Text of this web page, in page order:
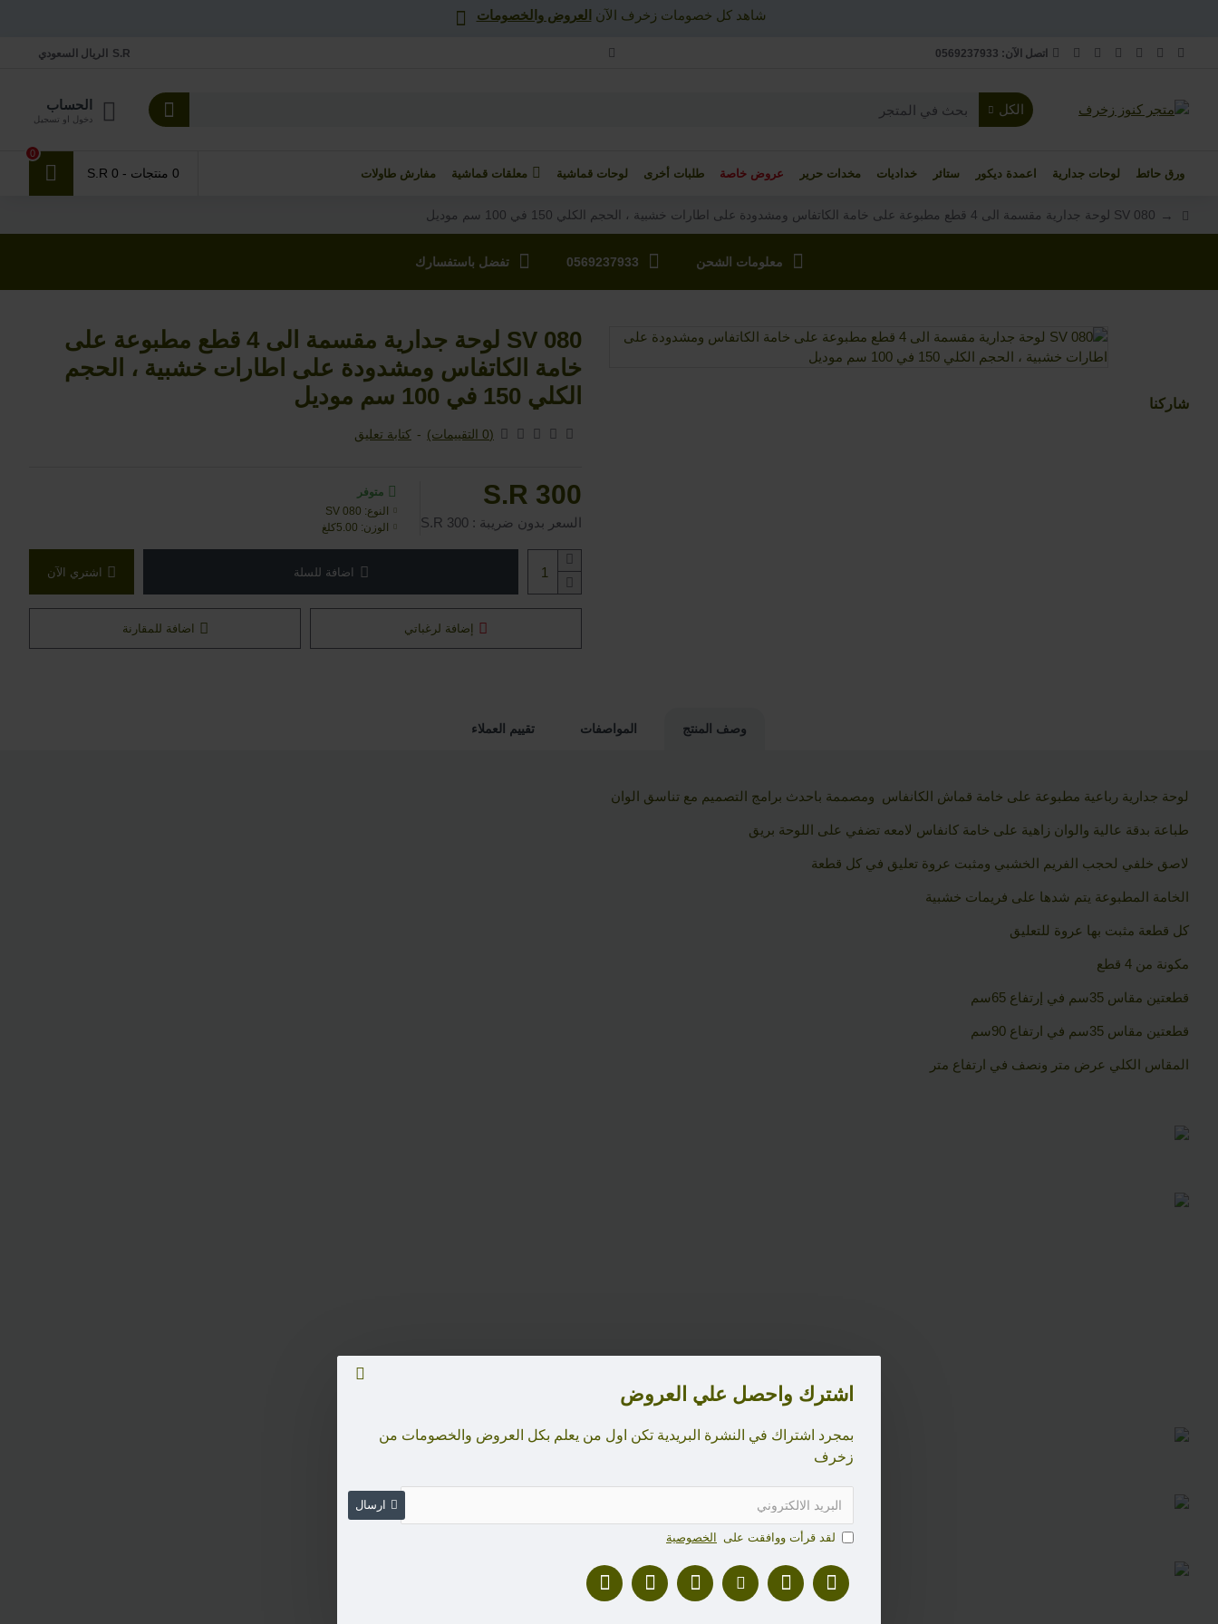
اشترك واحصل علي العروض
بمجرد اشتراك في النشرة البريدية تكن اول من يعلم بكل العروض والخصومات من
زخرف
ارسال
لقد قرأت ووافقت على الخصوصية
شاهد كل خصومات زخرف اﻵن العروض والخصومات
اتصل اﻵن: 0569237933 S.R الريال السعودي
الكل الحساب
دخول او تسجيل
ورق حائط لوحات جدارية اعمدة ديكور ستائر خداديات مخدات حرير عروض خاصة طلبات أخرى لوحات قماشية معلقات قماشية مفارش طاولات 0 منتجات - S.R 0
0
SV 080 لوحة جدارية مقسمة الى 4 قطع مطبوعة على خامة الكاتفاس ومشدودة على اطارات خشبية ، الحجم الكلي 150 في 100 سم موديل
معلومات الشحن 0569237933 تفضل باستفسارك
شاركنا
SV 080 لوحة جدارية مقسمة الى 4 قطع مطبوعة على
خامة الكاتفاس ومشدودة على اطارات خشبية ، الحجم
الكلي 150 في 100 سم موديل
(0 التقييمات) - كتابة تعليق
S.R 300
السعر بدون ضريبة : S.R 300
متوفر
النوع: SV 080
الوزن: 5.00كلغ
اضافة للسلة اشتري اﻵن
إضافة لرغباتي اضافة للمقارنة
وصف المنتج المواصفات تقييم العملاء
لوحة جدارية رباعية مطبوعة على خامة قماش الكانفاس ومصممة باحدث برامج التصميم مع تناسق الوان
طباعة بدقة عالية والوان زاهية على خامة كانفاس لامعه تضفي على اللوحة بريق
لاصق خلفي لحجب الفريم الخشبي ومثبت عروة تعليق في كل قطعة
الخامة المطبوعة يتم شدها على فريمات خشبية
كل قطعة مثبت بها عروة للتعليق
مكونة من 4 قطع
قطعتين مقاس 35سم في إرتفاع 65سم
قطعتين مقاس 35سم في ارتفاع 90سم
المقاس الكلي عرض متر ونصف في ارتفاع متر